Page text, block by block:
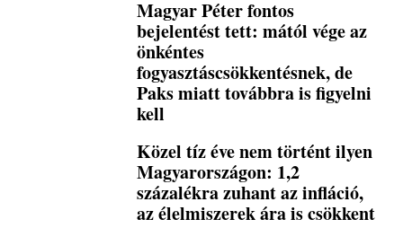
Magyar Péter fontos
bejelentést tett: mától vége az
önkéntes
fogyasztáscsökkentésnek, de
Paks miatt továbbra is figyelni
kell
Közel tíz éve nem történt ilyen
Magyarországon: 1,2
százalékra zuhant az infláció,
az élelmiszerek ára is csökkent